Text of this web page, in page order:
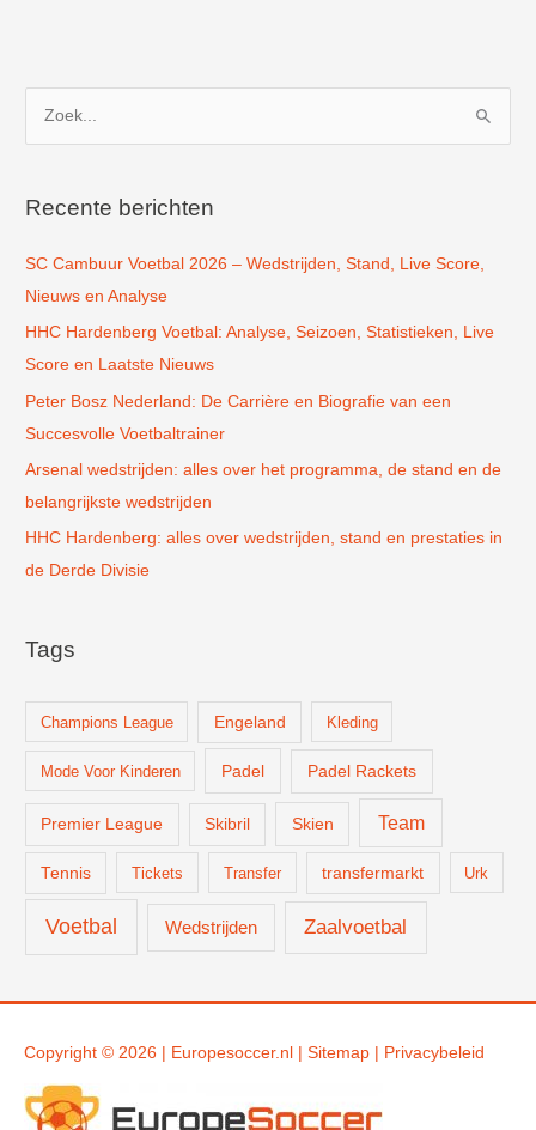
k
a
a
r
:
Recente berichten
SC Cambuur Voetbal 2026 – Wedstrijden, Stand, Live Score,
Nieuws en Analyse
HHC Hardenberg Voetbal: Analyse, Seizoen, Statistieken, Live
Score en Laatste Nieuws
Peter Bosz Nederland: De Carrière en Biografie van een
Succesvolle Voetbaltrainer
Arsenal wedstrijden: alles over het programma, de stand en de
belangrijkste wedstrijden
HHC Hardenberg: alles over wedstrijden, stand en prestaties in
de Derde Divisie
Tags
Champions League Engeland Kleding
Mode Voor Kinderen Padel Padel Rackets
Premier League Skibril Skien Team
Tennis Tickets Transfer transfermarkt Urk
Voetbal Wedstrijden Zaalvoetbal
Copyright © 2026 | Europesoccer.nl Sitemap Privacybeleid